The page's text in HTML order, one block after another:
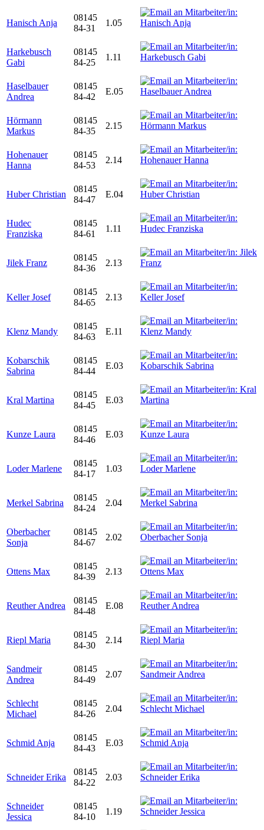
Hanisch Anja
08145
84-31
1.05
Harkebusch
Gabi
08145
84-25
1.11
Haselbauer
Andrea
08145
84-42
E.05
Hörmann
Markus
08145
84-35
2.15
Hohenauer
Hanna
08145
84-53
2.14
Huber Christian
08145
84-47
E.04
Hudec
Franziska
08145
84-61
1.11
Jilek Franz
08145
84-36
2.13
Keller Josef
08145
84-65
2.13
Klenz Mandy
08145
84-63
E.11
Kobarschik
Sabrina
08145
84-44
E.03
Kral Martina
08145
84-45
E.03
Kunze Laura
08145
84-46
E.03
Loder Marlene
08145
84-17
1.03
Merkel Sabrina
08145
84-24
2.04
Oberbacher
Sonja
08145
84-67
2.02
Ottens Max
08145
84-39
2.13
Reuther Andrea
08145
84-48
E.08
Riepl Maria
08145
84-30
2.14
Sandmeir
Andrea
08145
84-49
2.07
Schlecht
Michael
08145
84-26
2.04
Schmid Anja
08145
84-43
E.03
Schneider Erika
08145
84-22
2.03
Schneider
Jessica
08145
84-10
1.19